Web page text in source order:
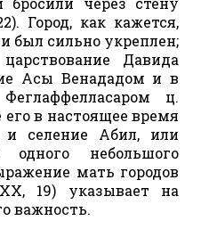
Город, как кажется,
был сильно укреплен;
Давида
Асы Венададом и в
ц.
в настоящее время
и селение Абил, или
одного небольшого
мать городов
19) указывает на
важность.